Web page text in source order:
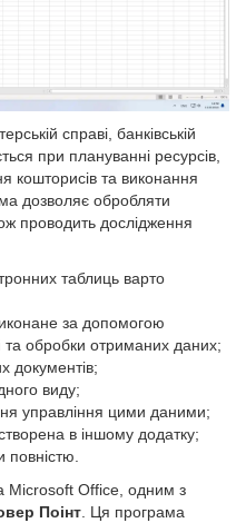
справі, банківській
при плануванні ресурсів,
кошторисів та виконання
дозволяє обробляти
проводить дослідження
таблиць варто
за допомогою
обробки отриманих даних;
документів;
виду;
управління цими даними;
в іншому додатку;
повністю.
Microsoft Office, одним з
Поінт. Ця програма